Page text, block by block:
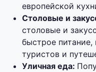
европейской
Столовые и
столовые и
быстрое
туристов и
Уличная еда: